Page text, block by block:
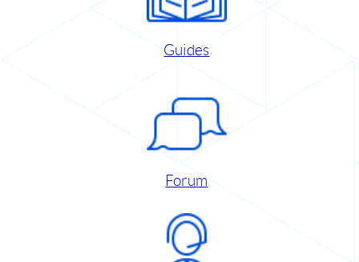
Guides
Forum